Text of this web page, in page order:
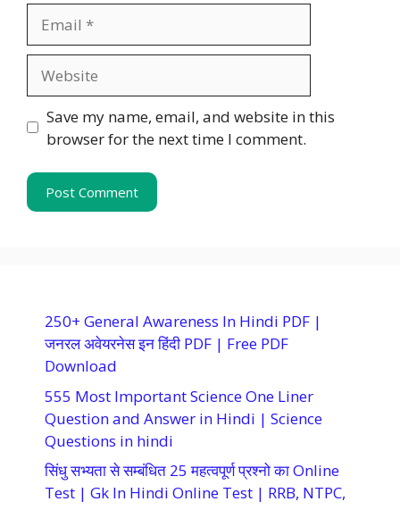
Save my name, email, and website in this
browser for the next time I comment.
250+ General Awareness In Hindi PDF |
जनरल अवेयरनेस इन हिंदी PDF | Free PDF
Download
555 Most Important Science One Liner
Question and Answer in Hindi | Science
Questions in hindi
सिंधु सभ्यता से सम्बंधित 25 महत्वपूर्ण प्रश्नो का Online
Test | Gk In Hindi Online Test | RRB, NTPC,